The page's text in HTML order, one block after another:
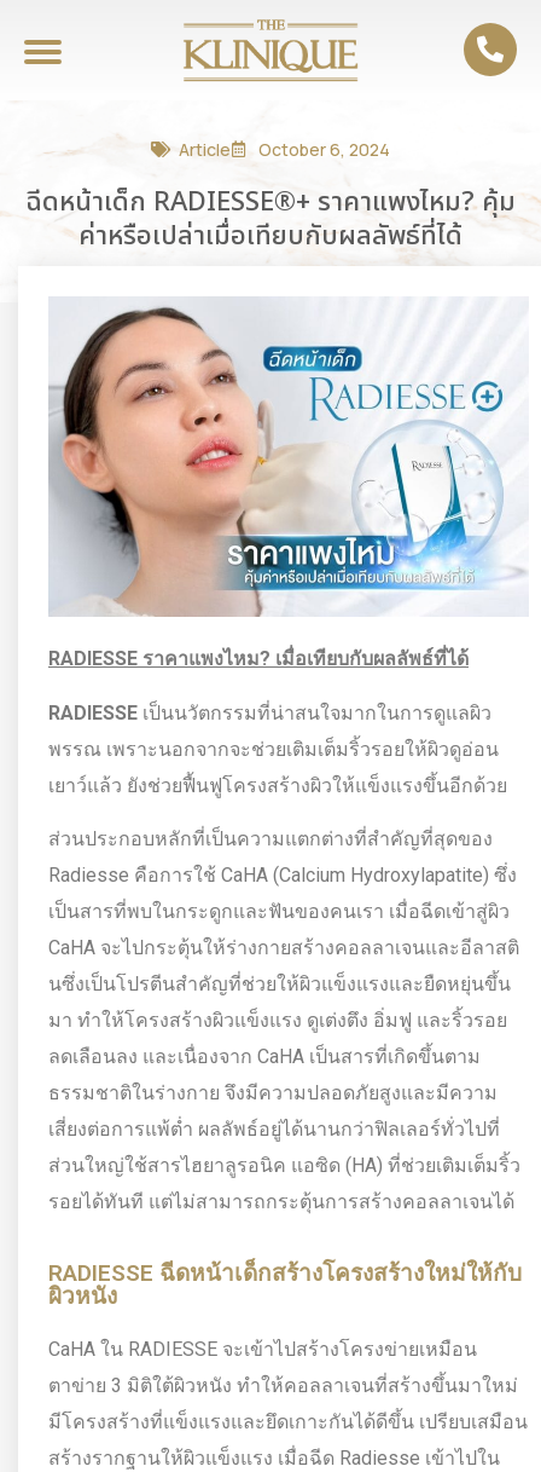
Article October 6, 2024
ฉีดหน้าเด็ก RADIESSE®+ ราคาแพงไหม? คุ้ม
ค่าหรือเปล่าเมื่อเทียบกับผลลัพธ์ที่ได้
RADIESSE ราคาแพงไหม? เมื่อเทียบกับผลลัพธ์ที่ได้
RADIESSE เป็นนวัตกรรมที่น่าสนใจมากในการดูแลผิว
พรรณ เพราะนอกจากจะช่วยเติมเต็มริ้วรอยให้ผิวดูอ่อน
เยาว์แล้ว ยังช่วยฟื้นฟูโครงสร้างผิวให้แข็งแรงขึ้นอีกด้วย
ส่วนประกอบหลักที่เป็นความแตกต่างที่สำคัญที่สุดของ
Radiesse คือการใช้ CaHA (Calcium Hydroxylapatite) ซึ่ง
เป็นสารที่พบในกระดูกและฟันของคนเรา เมื่อฉีดเข้าสู่ผิว
CaHA จะไปกระตุ้นให้ร่างกายสร้างคอลลาเจนและอีลาสติ
นซึ่งเป็นโปรตีนสำคัญที่ช่วยให้ผิวแข็งแรงและยืดหยุ่นขึ้น
มา ทำให้โครงสร้างผิวแข็งแรง ดูเต่งตึง อิ่มฟู และริ้วรอย
ลดเลือนลง และเนื่องจาก CaHA เป็นสารที่เกิดขึ้นตาม
ธรรมชาติในร่างกาย จึงมีความปลอดภัยสูงและมีความ
เสี่ยงต่อการแพ้ต่ำ ผลลัพธ์อยู่ได้นานกว่าฟิลเลอร์ทั่วไปที่
ส่วนใหญ่ใช้สารไฮยาลูรอนิค แอซิด (HA) ที่ช่วยเติมเต็มริ้ว
รอยได้ทันที แต่ไม่สามารถกระตุ้นการสร้างคอลลาเจนได้
RADIESSE ฉีดหน้าเด็กสร้างโครงสร้างใหม่ให้กับ
ผิวหนัง
CaHA ใน RADIESSE จะเข้าไปสร้างโครงข่ายเหมือน
ตาข่าย 3 มิติใต้ผิวหนัง ทำให้คอลลาเจนที่สร้างขึ้นมาใหม่
มีโครงสร้างที่แข็งแรงและยึดเกาะกันได้ดีขึ้น เปรียบเสมือน
สร้างรากฐานให้ผิวแข็งแรง เมื่อฉีด Radiesse เข้าไปใน